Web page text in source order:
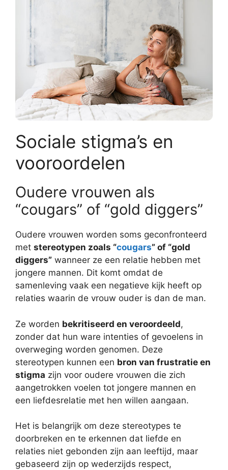
Sociale stigma’s en
vooroordelen
Oudere vrouwen als
“cougars” of “gold diggers”
Oudere vrouwen worden soms geconfronteerd
met stereotypen zoals “cougars” of “gold
diggers” wanneer ze een relatie hebben met
jongere mannen. Dit komt omdat de
samenleving vaak een negatieve kijk heeft op
relaties waarin de vrouw ouder is dan de man.
Ze worden bekritiseerd en veroordeeld,
zonder dat hun ware intenties of gevoelens in
overweging worden genomen. Deze
stereotypen kunnen een bron van frustratie en
stigma zijn voor oudere vrouwen die zich
aangetrokken voelen tot jongere mannen en
een liefdesrelatie met hen willen aangaan.
Het is belangrijk om deze stereotypes te
doorbreken en te erkennen dat liefde en
relaties niet gebonden zijn aan leeftijd, maar
gebaseerd zijn op wederzijds respect,